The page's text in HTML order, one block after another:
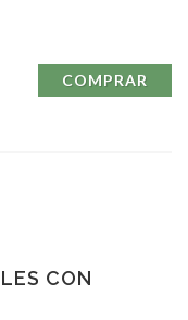
COMPRAR
CON